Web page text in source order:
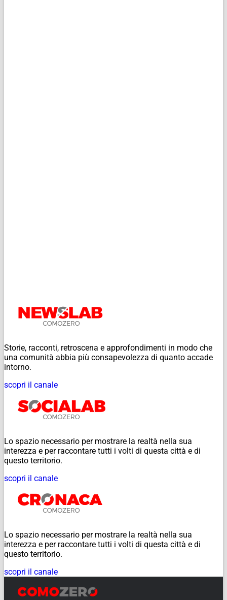
Storie, racconti, retroscena e approfondimenti in modo che
una comunità abbia più consapevolezza di quanto accade
intorno.
scopri il canale
Lo spazio necessario per mostrare la realtà nella sua
interezza e per raccontare tutti i volti di questa città e di
questo territorio.
scopri il canale
Lo spazio necessario per mostrare la realtà nella sua
interezza e per raccontare tutti i volti di questa città e di
questo territorio.
scopri il canale